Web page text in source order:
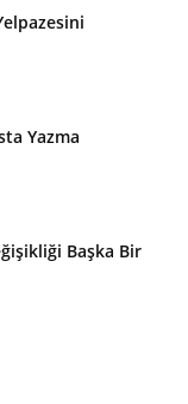
Yazma
Başka Bir